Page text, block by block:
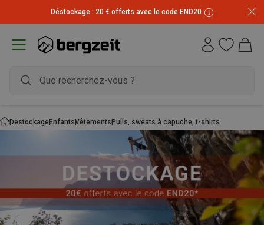
Déstockage : 20 € offerts avec le code END20
DestockageEnfantsVêtementsPulls, sweats à capuche, t-shirts